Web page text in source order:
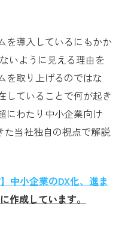
を導入しているにもかか
いように見える理由を
を取り上げるのではな
していることで何が起き
にわたり中小企業向け
た当社独自の視点で解説
】中小企業のDX化、進ま
作成しています。